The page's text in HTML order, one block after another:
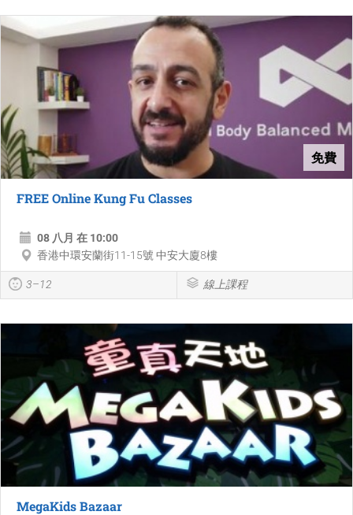
免費
FREE Online Kung Fu Classes
08 八月 在 10:00
香港中環安蘭街11-15號 中安大廈8樓
3–12 線上課程
MegaKids Bazaar